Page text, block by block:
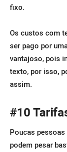
fixo.
Os custos com
ser pago por
vantajoso, pois
texto, por isso,
assim.
#10
Poucas
podem pesar